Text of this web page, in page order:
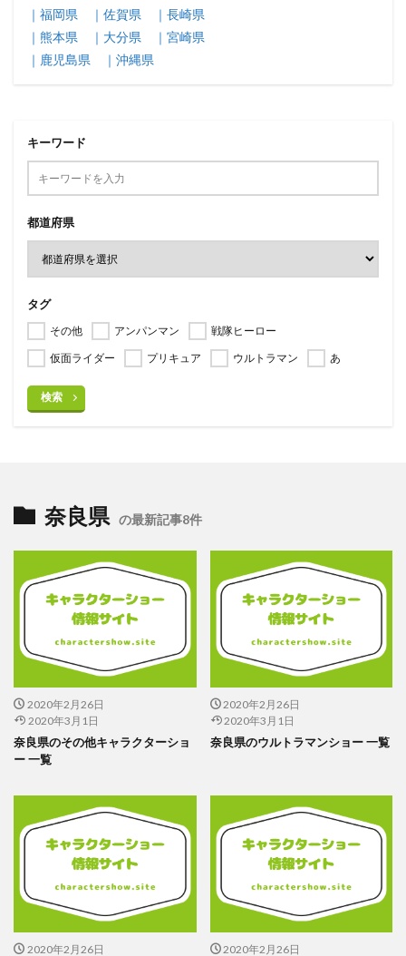
｜福岡県
｜佐賀県
｜長崎県
｜熊本県
｜大分県
｜宮崎県
｜鹿児島県
｜沖縄県
キーワード
都道府県
タグ
その他 アンパンマン
戦隊ヒーロー
仮面ライダー
プリキュア ウルトラマン あ
検索
奈良県 の最新記事8件
2020年2月26日
2020年3月1日
奈良県のその他キャラクターショ
ー 一覧
2020年2月26日
2020年3月1日
奈良県のウルトラマンショー 一覧
2020年2月26日 2020年2月26日